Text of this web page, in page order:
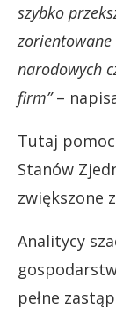
szybko
narodowych
firm”–
Tutaj
Stanów
zwiększone
Analitycy
pełne